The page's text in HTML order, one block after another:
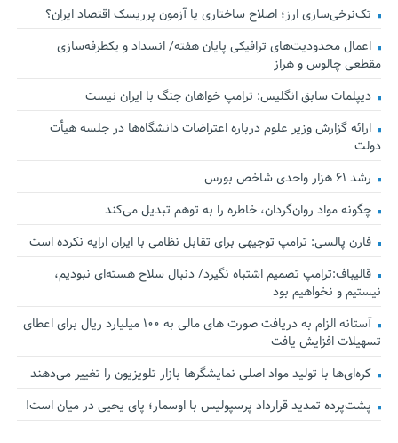
تک‌نرخی‌سازی ارز؛ اصلاح ساختاری یا آزمون پرریسک اقتصاد ایران؟
اعمال محدودیت‌های ترافیکی پایان هفته/ انسداد و یکطرفه‌سازی
مقطعی چالوس و هراز
دیپلمات سابق انگلیس:‌ ترامپ خواهان جنگ با ایران نیست
ارائه گزارش وزیر علوم درباره اعتراضات دانشگاه‌ها در جلسه هیأت
دولت
رشد ۶۱ هزار واحدی شاخص بورس
چگونه مواد روان‌گردان، خاطره را به توهم تبدیل می‌کند
فارن پالسی: ترامپ توجیهی برای تقابل نظامی با ایران ارایه نکرده است
قالیباف:ترامپ تصمیم اشتباه نگیرد/ دنبال سلاح هسته‌ای نبودیم،
نیستیم و نخواهیم بود
آستانه الزام به دریافت صورت های مالی به ۱۰۰ میلیارد ریال برای اعطای
تسهیلات افزایش یافت
کره‌ای‌ها با تولید مواد اصلی نمایشگرها بازار تلویزیون را تغییر می‌دهند
پشت‌پرده تمدید قرارداد پرسپولیس با اوسمار؛ پای یحیی در میان است!